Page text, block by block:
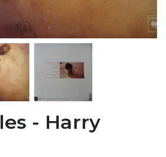
- Harry